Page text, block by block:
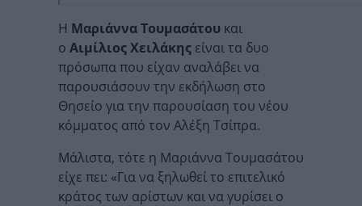
Η Μαριάννα Τουμασάτου και
ο Αιμίλιος Χειλάκης είναι τα δυο
πρόσωπα που είχαν αναλάβει να
παρουσιάσουν την εκδήλωση στο
Θησείο για την παρουσίαση του νέου
κόμματος από τον Αλέξη Τσίπρα.
Μάλιστα, τότε η Μαριάννα Τουμασάτου
είχε πει: «Για να ξηλωθεί το επιτελικό
κράτος των αρίστων και να γυρίσει ο